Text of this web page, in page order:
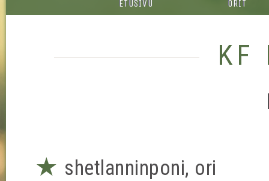
ETUSIVU ORIT
KF
★ shetlanninponi, ori